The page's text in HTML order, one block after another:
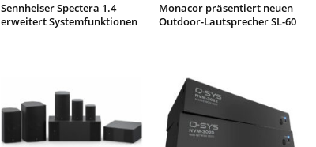
Sennheiser Spectera 1.4
erweitert Systemfunktionen
Monacor präsentiert neuen
Outdoor-Lautsprecher SL-60